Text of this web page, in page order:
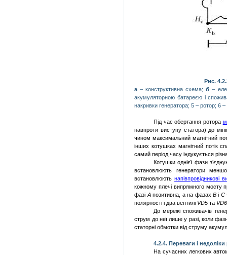
Рис.
а – конструктивна схема;б –
акумуляторною батареєю і
накривкигене­ратора; 5– ротор;6 –
Під час обертання ротора
навпроти виступу статора) до
чином максимальний магнітний
інших котушках магнітний потік
самий період часу індукується
Котушки однієї фази
встановлюють генератори
встановлюютьнапівпровідникові
кожному плечі випрямного мосту
фазі Апозитивна, а на фазах Ві С
полярності і два вентилі VD5 та VD
До мережі споживачів
струм до неї лише у разі, коли
статорні обмотки від струму
4.2.4. Переваги і недоліки
На сучасних легкових